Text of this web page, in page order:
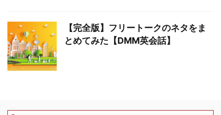
【完全版】フリートークのネタをま
とめてみた【DMM英会話】